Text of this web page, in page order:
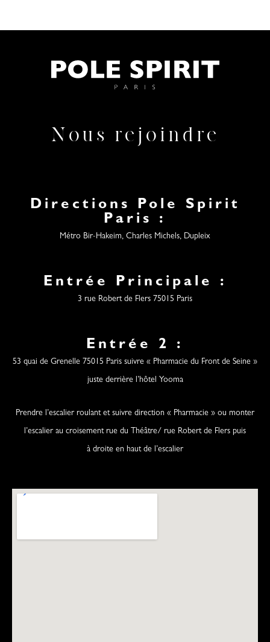
Nous rejoindre
Directions Pole Spirit
Paris :
Métro Bir-Hakeim, Charles Michels, Dupleix
Entrée Principale :
3 rue Robert de Flers 75015 Paris
Entrée 2 :
53 quai de Grenelle 75015 Paris suivre « Pharmacie du Front de Seine »
juste derrière l’hôtel Yooma
Prendre l’escalier roulant et suivre direction « Pharmacie » ou monter
l’escalier au croisement rue du Théâtre/ rue Robert de Flers puis
à droite en haut de l’escalier